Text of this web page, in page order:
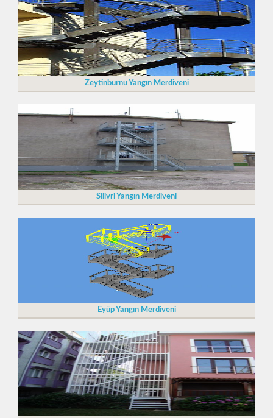
Zeytinburnu Yangın Merdiveni
Silivri Yangın Merdiveni
Eyüp Yangın Merdiveni